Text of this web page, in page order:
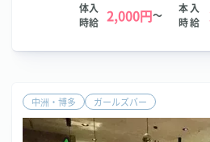
体入
時給 2,000円～
本入
時給
中洲・博多 ガールズバー